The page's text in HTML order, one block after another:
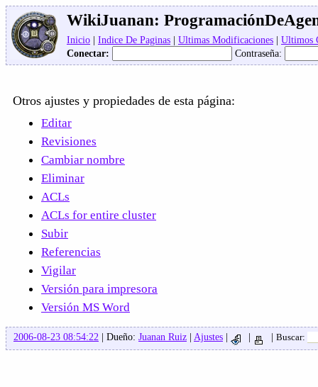
WikiJuanan:
Inicio | Indice De Paginas | Ultimas Modificaciones | Ultimos
Conectar:
Contraseña:
Otros ajustes y propiedades de esta página:
Editar
Revisiones
Cambiar nombre
Eliminar
ACLs
ACLs for entire cluster
Subir
Referencias
Vigilar
Versión para impresora
Versión MS Word
2006-08-23 08:54:22 | Dueño: Juanan Ruiz | Ajustes | | | Buscar: